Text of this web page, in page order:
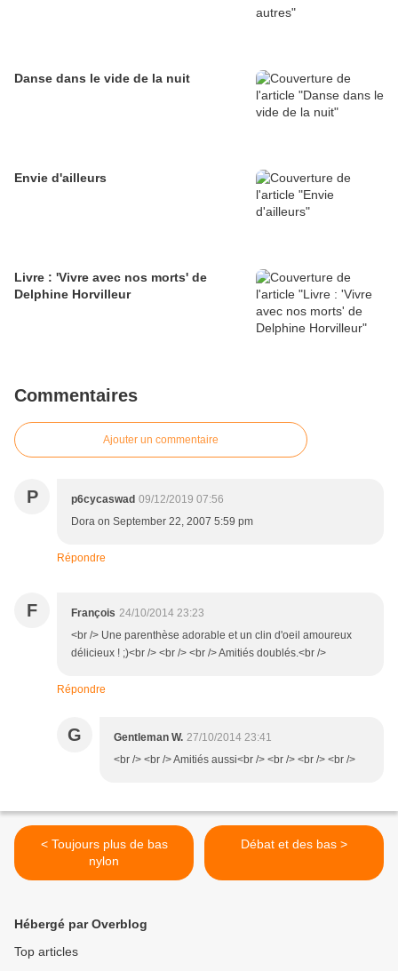
Danse dans le vide de la nuit
Envie d'ailleurs
Livre : 'Vivre avec nos morts' de
Delphine Horvilleur
Commentaires
Ajouter un commentaire
P p6cycaswad 09/12/2019 07:56
Dora on September 22, 2007 5:59 pm
Répondre
F François 24/10/2014 23:23
<br /> Une parenthèse adorable et un clin d'oeil amoureux
délicieux ! ;)<br /> <br /> <br /> Amitiés doublés.<br />
Répondre
G Gentleman W. 27/10/2014 23:41
<br /> <br /> Amitiés aussi<br /> <br /> <br /> <br />
< Toujours plus de bas
nylon
Débat et des bas >
Hébergé par Overblog
Top articles